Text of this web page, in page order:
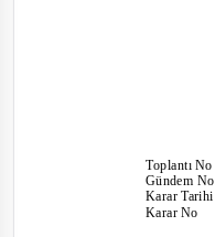
Toplantı No
Gündem No
Karar Tarihi
Karar No